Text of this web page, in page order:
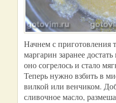
Начнем с приготовления
маргарин заранее
оно согрелось и стало
Теперь нужно взбить в
вилкой или венчиком.
сливочное масло,